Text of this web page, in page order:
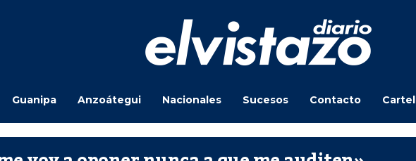
Guanipa Anzoátegui Nacionales Sucesos Contacto